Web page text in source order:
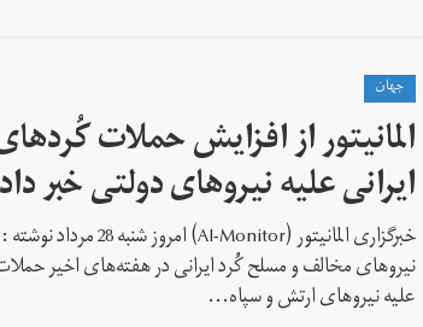
جهان
المانیتور از افزایش حملات
ایرانی علیه نیروهای دولتی خبر داد
خبرگزاری المانیتور (Al-Monitor) امروز شنبه 28 مرداد نوشته :
نیروهای مخالف و مسلح کُرد ایرانی در هفته‌های اخیر
علیه نیروهای ارتش و سپاه...